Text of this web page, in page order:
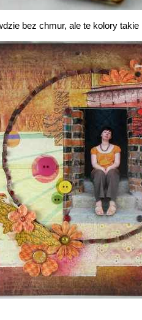
bez chmur, ale te kolory takie